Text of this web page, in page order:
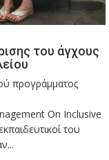
του άγχους
προγράμματος
On Inclusive
του